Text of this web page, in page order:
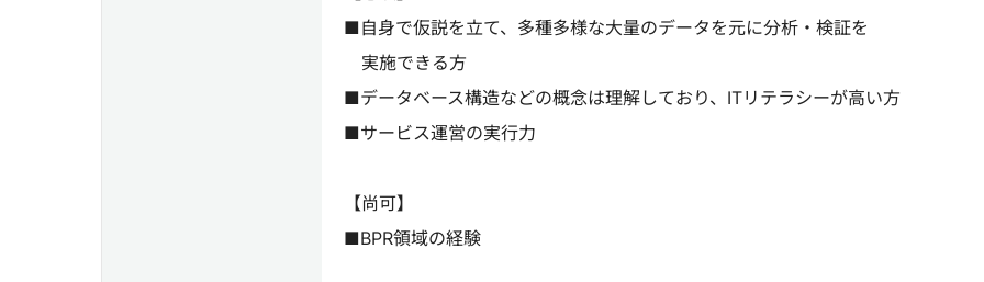
■自身で仮説を立て、多種多様な大量のデータを元に分析・検証を
実施できる方
■データベース構造などの概念は理解しており、ITリテラシーが高い方
■サービス運営の実行力
【尚可】
■BPR領域の経験